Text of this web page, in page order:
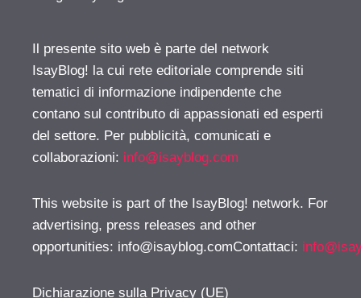
Il presente sito web è parte del network
IsayBlog! la cui rete editoriale comprende siti
tematici di informazione indipendente che
contano sul contributo di appassionati ed esperti
del settore. Per pubblicità, comunicati e
collaborazioni: info@isayblog.com
This website is part of the IsayBlog! network. For
advertising, press releases and other
opportunities: info@isayblog.comContattaci:
Dichiarazione sulla Privacy (UE)